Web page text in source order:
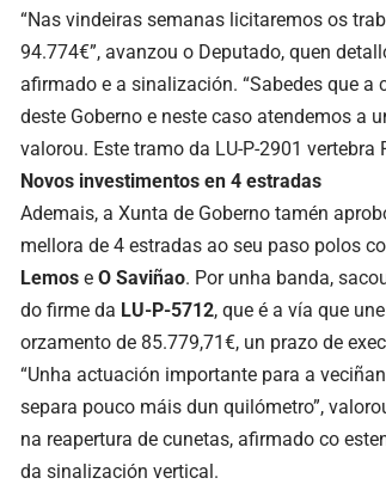
“Nas vindeiras semanas licitaremos os
94.774€”, avanzou o Deputado, quen
afirmado e a sinalización. “Sabedes que
deste Goberno e neste caso atendemos a
valorou. Este tramo da LU-P-2901
Novos investimentos en 4 estradas
Ademais, a Xunta de Goberno tamén
mellora de 4 estradas ao seu paso polos
Lemos e O Saviñao. Por unha banda,
do firme da LU-P-5712, que é a vía que
orzamento de 85.779,71€, un prazo de
“Unha actuación importante para a
separa pouco máis dun quilómetro”,
na reapertura de cunetas, afirmado co
da sinalización vertical.